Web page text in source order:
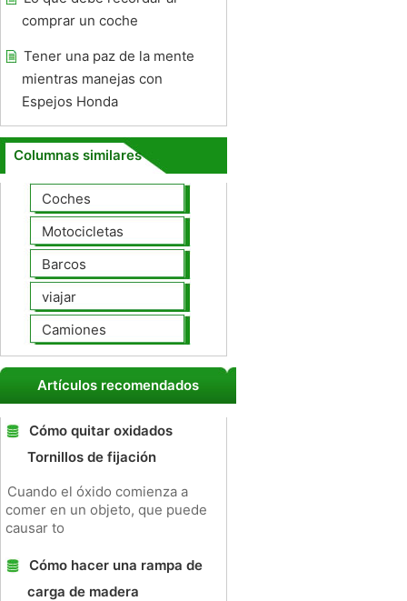
comprar un coche
Tener una paz de la mente
mientras manejas con
Espejos Honda
Columnas similares
Coches
Motocicletas
Barcos
viajar
Camiones
Artículos recomendados
Cómo quitar oxidados
Tornillos de fijación
Cuando el óxido comienza a
comer en un objeto, que puede
causar to
Cómo hacer una rampa de
carga de madera